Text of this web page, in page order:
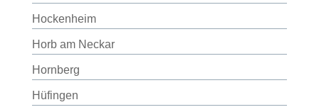
Hockenheim
Horb am Neckar
Hornberg
Hüfingen